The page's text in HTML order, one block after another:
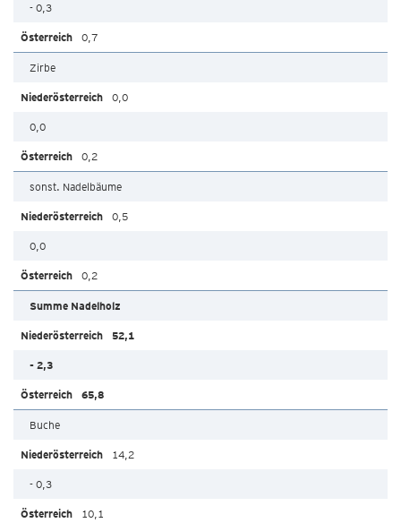
- 0,3
0,7
Zirbe
0,0
0,0
0,2
sonst. Nadelbäume
0,5
0,0
0,2
Summe Nadelholz
52,1
- 2,3
65,8
Buche
14,2
- 0,3
10,1